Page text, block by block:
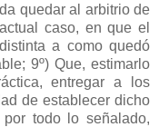
quedar al arbitrio de
caso, en que el
a como quedó
9º) Que, estimarlo
entregar a los
de establecer dicho
todo lo señalado,